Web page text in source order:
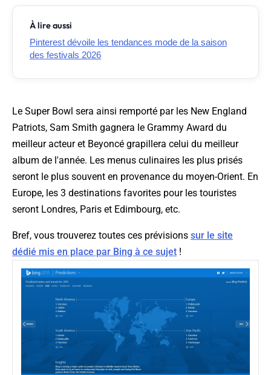
À lire aussi
Pinterest dévoile les tendances mode de la saison
des festivals 2026
Le Super Bowl sera ainsi remporté par les New England
Patriots, Sam Smith gagnera le Grammy Award du
meilleur acteur et Beyoncé grapillera celui du meilleur
album de l'année. Les menus culinaires les plus prisés
seront le plus souvent en provenance du moyen-Orient. En
Europe, les 3 destinations favorites pour les touristes
seront Londres, Paris et Edimbourg, etc.
Bref, vous trouverez toutes ces prévisions sur le site
dédié mis en place par Bing à ce sujet !